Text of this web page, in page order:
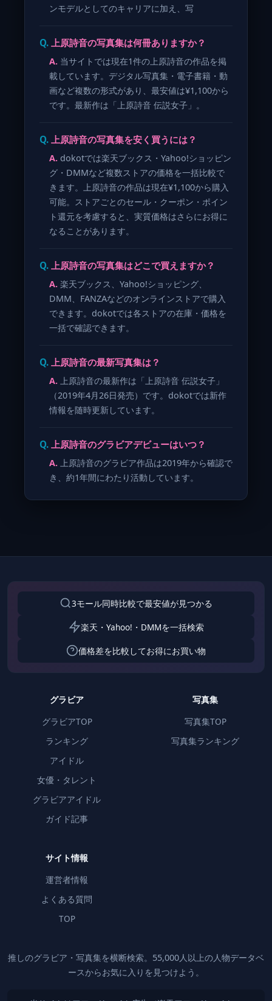
ンモデルとしてのキャリアに加え、写
上原詩音の写真集は何冊ありますか？
当サイトでは現在1件の上原詩音の作品を掲
載しています。デジタル写真集・電子書籍・動
画など複数の形式があり、最安値は¥1,100から
です。最新作は「上原詩音 伝説女子」。
上原詩音の写真集を安く買うには？
dokotでは楽天ブックス・Yahoo!ショッピン
グ・DMMなど複数ストアの価格を一括比較で
きます。上原詩音の作品は現在¥1,100から購入
可能。ストアごとのセール・クーポン・ポイン
ト還元を考慮すると、実質価格はさらにお得に
なることがあります。
上原詩音の写真集はどこで買えますか？
楽天ブックス、Yahoo!ショッピング、
DMM、FANZAなどのオンラインストアで購入
できます。dokotでは各ストアの在庫・価格を
一括で確認できます。
上原詩音の最新写真集は？
上原詩音の最新作は「上原詩音 伝説女子」
（2019年4月26日発売）です。dokotでは新作
情報を随時更新しています。
上原詩音のグラビアデビューはいつ？
上原詩音のグラビア作品は2019年から確認で
き、約1年間にわたり活動しています。
3モール同時比較で最安値が見つかる
楽天・Yahoo!・DMMを一括検索
価格差を比較してお得にお買い物
グラビア
グラビアTOP
ランキング
アイドル
女優・タレント
グラビアアイドル
ガイド記事
写真集
写真集TOP
写真集ランキング
サイト情報
運営者情報
よくある質問
TOP
推しのグラビア・写真集を横断検索。55,000人以上の人物データベ
ースからお気に入りを見つけよう。